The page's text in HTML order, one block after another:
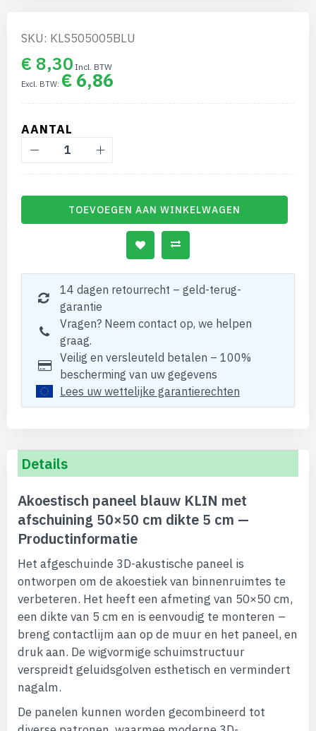
SKU: KLS505005BLU
€ 8,30
€ 6,86
AANTAL
TOEVOEGEN AAN WINKELWAGEN
14 dagen retourrecht – geld-terug-
garantie
Vragen? Neem contact op, we helpen
graag.
Veilig en versleuteld betalen – 100%
bescherming van uw gegevens
Lees uw wettelijke garantierechten
Details
Akoestisch paneel blauw KLIN met
afschuining 50×50 cm dikte 5 cm —
Productinformatie
Het afgeschuinde 3D-akustische paneel is
ontworpen om de akoestiek van binnenruimtes te
verbeteren. Het heeft een afmeting van 50×50 cm,
een dikte van 5 cm en is eenvoudig te monteren –
breng contactlijm aan op de muur en het paneel, en
druk aan. De wigvormige schuimstructuur
verspreidt geluidsgolven esthetisch en vermindert
nagalm.
De panelen kunnen worden gecombineerd tot